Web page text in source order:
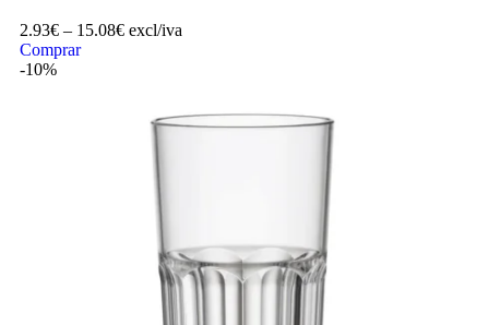
2.93€ – 15.08€ excl/iva
Comprar
-10%